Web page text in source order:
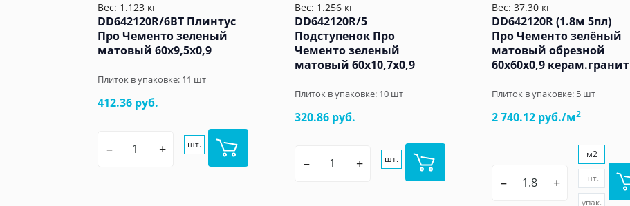
Вес: 1.123 кг
DD642120R/6BT Плинтус
Про Чементо зеленый
матовый 60x9,5x0,9
Плиток в упаковке: 11 шт
412.36 руб.
– + шт.
Вес: 1.256 кг
DD642120R/5
Подступенок Про
Чементо зеленый
матовый 60x10,7x0,9
Плиток в упаковке: 10 шт
320.86 руб.
– + шт.
Вес: 37.30 кг
DD642120R (1.8м 5пл)
Про Чементо зелёный
матовый обрезной
60x60x0,9 керам.гранит
Плиток в упаковке: 5 шт
2 740.12 руб./м2
– +
м2
шт.
упак.